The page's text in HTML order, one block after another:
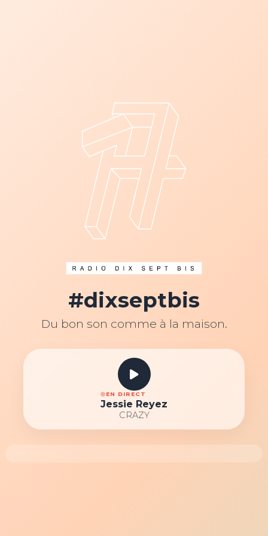
#dixseptbis
Du bon son comme à la maison.
EN DIRECT
Jessie Reyez
CRAZY